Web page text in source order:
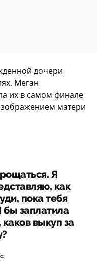
дочери
Меган
их в самом финале
матери
Я
как
пока тебя
заплатила
выкуп за